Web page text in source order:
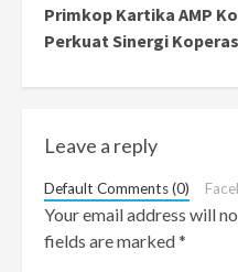
Primkop Kartika AMP
Perkuat Sinergi
Leave a reply
Default Comments (0)
Your email address will
fields are marked*